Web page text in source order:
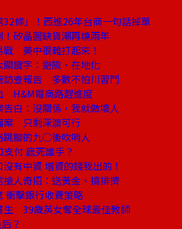
32條」！西進26年台商一句話掉單
矽晶圓缺貨潮再燒兩年
戰 美中很難打起來！
關鍵字：避險、在地化
訪查報告 多數不怕川習鬥
H&M電商路趕進度
白：沒關係，我就做壞人
案 只剩深澳可行
跳腳的九○後吹哨人
支付 鹿死誰手？
有中資 增資的錢我出的！
人奇招：送黃金、搞排擠
衝擊銀行收費策略
生 39歲英女奪全球最佳教師
？